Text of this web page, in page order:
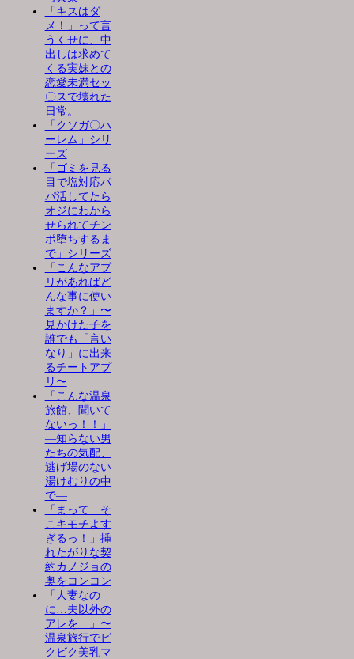
「キスはダ
メ！」って言
うくせに、中
出しは求めて
くる実妹との
恋愛未満セッ
〇スで壊れた
日常。
「クソガ〇ハ
ーレム」シリ
ーズ
「ゴミを見る
目で塩対応パ
パ活してたら
オジにわから
せられてチン
ポ堕ちするま
で」シリーズ
「こんなアプ
リがあればど
んな事に使い
ますか？」〜
見かけた子を
誰でも「言い
なり」に出来
るチートアプ
リ〜
「こんな温泉
旅館、聞いて
ないっ！！」
―知らない男
たちの気配、
逃げ場のない
湯けむりの中
で―
「まって…そ
こキモチよす
ぎるっ！」挿
れたがりな契
約カノジョの
奥をコンコン
「人妻なの
に…夫以外の
アレを…」〜
温泉旅行でビ
クビク美乳マ